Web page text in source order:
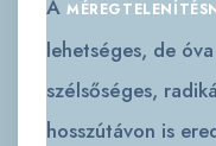
A
lehetséges, de
szélsőséges,
hosszútávon is